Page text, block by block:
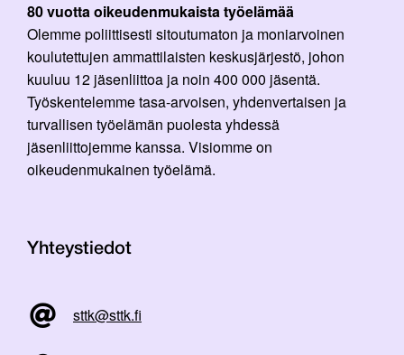
80 vuotta oikeudenmukaista työelämää
Olemme poliittisesti sitoutumaton ja moniarvoinen
koulutettujen ammattilaisten keskusjärjestö, johon
kuuluu 12 jäsenliittoa ja noin 400 000 jäsentä.
Työskentelemme tasa-arvoisen, yhdenvertaisen ja
turvallisen työelämän puolesta yhdessä
jäsenliittojemme kanssa. Visiomme on
oikeudenmukainen työelämä.
Yhteystiedot
sttk@sttk.fi